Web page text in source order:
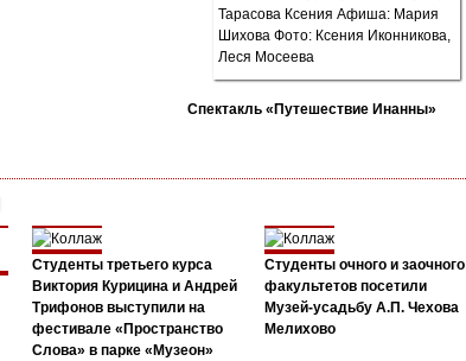
Спектакль «Путешествие Инанны»
Студенты третьего курса
Виктория Курицина и Андрей
Трифонов выступили на
фестивале «Пространство
Слова» в парке «Музеон»
Студенты очного и заочного
факультетов посетили
Музей-усадьбу А.П. Чехова
Мелихово